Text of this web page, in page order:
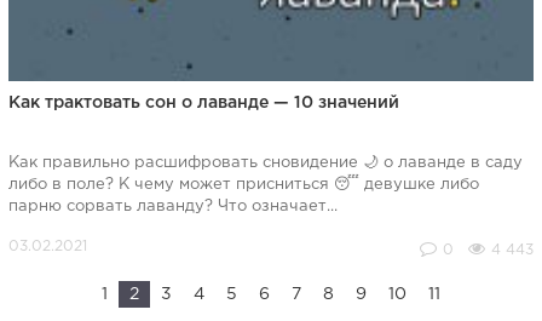
Как трактовать сон о лаванде — 10 значений
Как правильно расшифровать сновидение 🌙 о лаванде в саду
либо в поле? К чему может присниться 😴 девушке либо
парню сорвать лаванду? Что означает...
0 4 443
2 3 4 5 6 7 8 9 10